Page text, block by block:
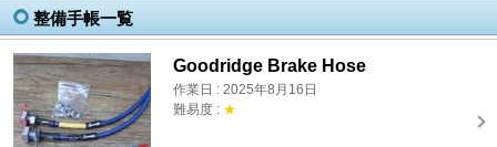
整備手帳一覧
Goodridge Brake Hose
作業日 : 2025年8月16日
難易度 : ★